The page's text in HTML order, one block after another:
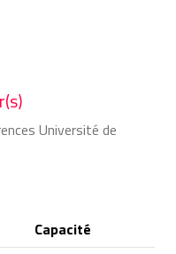
Université de
Capacité